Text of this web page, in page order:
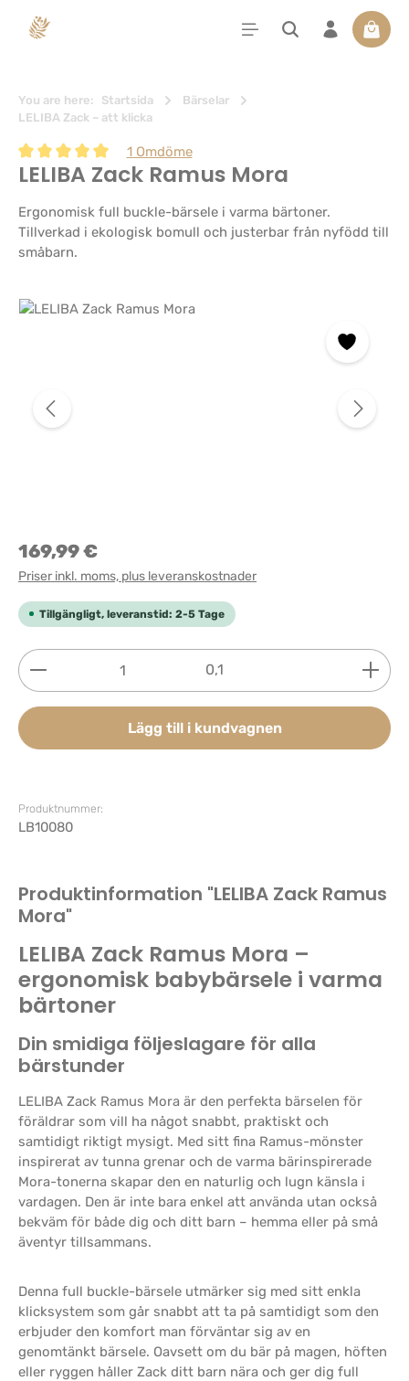
You are here: Startsida
Bärselar
LELIBA Zack – att klicka
Genomsnittligt betyg på 5 av 5 stjärnor
1 Omdöme
LELIBA Zack Ramus Mora
Ergonomisk full buckle-bärsele i varma bärtoner.
Tillverkad i ekologisk bomull och justerbar från nyfödd till
småbarn.
Hoppa över bildgalleri
169,99 €
Priser inkl. moms, plus leveranskostnader
Tillgängligt, leveranstid: 2-5 Tage
Produktkvantitet: Ange önskat belopp eller
0,1
Lägg till i kundvagnen
Produktnummer:
LB10080
Produktinformation "LELIBA Zack Ramus
Mora"
LELIBA Zack Ramus Mora –
ergonomisk babybärsele i varma
bärtoner
Din smidiga följeslagare för alla
bärstunder
LELIBA Zack Ramus Mora är den perfekta bärselen för
föräldrar som vill ha något snabbt, praktiskt och
samtidigt riktigt mysigt. Med sitt fina Ramus-mönster
inspirerat av tunna grenar och de varma bärinspirerade
Mora-tonerna skapar den en naturlig och lugn känsla i
vardagen. Den är inte bara enkel att använda utan också
bekväm för både dig och ditt barn – hemma eller på små
äventyr tillsammans.
Denna full buckle-bärsele utmärker sig med sitt enkla
klicksystem som går snabbt att ta på samtidigt som den
erbjuder den komfort man förväntar sig av en
genomtänkt bärsele. Oavsett om du bär på magen, höften
eller ryggen håller Zack ditt barn nära och ger dig full